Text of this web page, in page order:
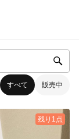
すべて 販売中
残り1点